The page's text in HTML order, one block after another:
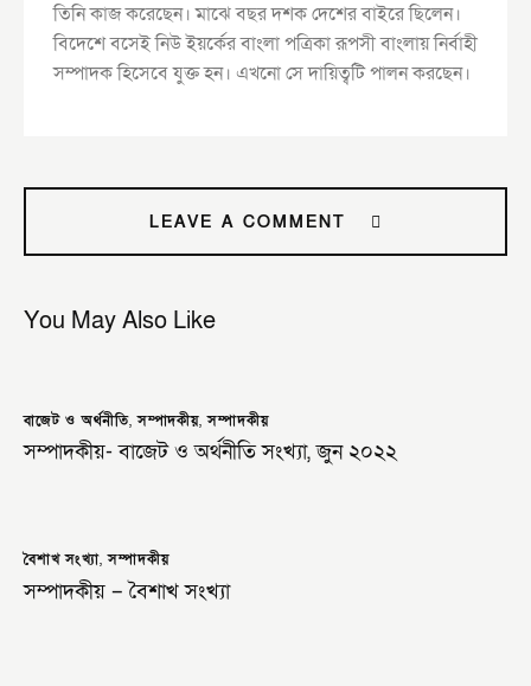
তিনি কাজ করেছেন। মাঝে বছর দশক দেশের বাইরে ছিলেন।
বিদেশে বসেই নিউ ইয়র্কের বাংলা পত্রিকা রূপসী বাংলায় নির্বাহী
সম্পাদক হিসেবে যুক্ত হন। এখনো সে দায়িত্বটি পালন করছেন।
LEAVE A COMMENT
You May Also Like
বাজেট ও অর্থনীতি,সম্পাদকীয়,সম্পাদকীয়
সম্পাদকীয়- বাজেট ও অর্থনীতি সংখ্যা, জুন ২০২২
বৈশাখ সংখ্যা,সম্পাদকীয়
সম্পাদকীয় – বৈশাখ সংখ্যা